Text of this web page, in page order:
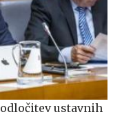
ustavnih